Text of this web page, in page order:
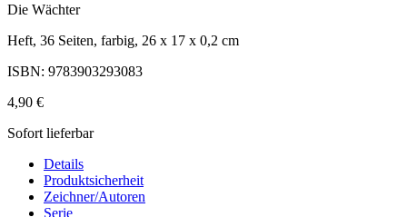
Die Wächter
Heft, 36 Seiten, farbig, 26 x 17 x 0,2 cm
ISBN: 9783903293083
4,90 €
Sofort lieferbar
Details
Produktsicherheit
Zeichner/Autoren
Serie